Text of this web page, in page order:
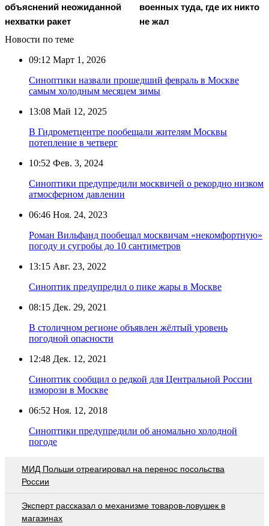
объяснений неожиданной
нехватки ракет
военных туда, где их никто
не жал
Новости по теме
09:12 Март 1, 2026
Синоптики назвали прошедший февраль в Москве
самым холодным месяцем зимы
13:08 Май 12, 2025
В Гидрометцентре пообещали жителям Москвы
потепление в четверг
10:52 Фев. 3, 2024
Синоптики предупредили москвичей о рекордно низком
атмосферном давлении
06:46 Ноя. 24, 2023
Роман Вильфанд пообещал москвичам «некомфортную»
погоду и сугробы до 10 сантиметров
13:15 Авг. 23, 2022
Синоптик предупредил о пике жары в Москве
08:15 Дек. 29, 2021
В столичном регионе объявлен жёлтый уровень
погодной опасности
12:48 Дек. 12, 2021
Синоптик сообщил о редкой для Центральной России
изморози в Москве
06:52 Ноя. 12, 2018
Синоптики предупредили об аномально холодной
погоде
МИД Польши отреагировал на перенос посольства
России
Эксперт рассказал о механизме товаров-ловушек в
магазинах